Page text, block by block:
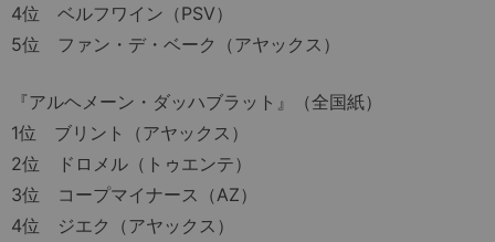
4位 ベルフワイン（PSV）
5位 ファン・デ・ベーク（アヤックス）
『アルヘメーン・ダッハブラット』（全国紙）
1位 ブリント（アヤックス）
2位 ドロメル（トゥエンテ）
3位 コープマイナース（AZ）
4位 ジエク（アヤックス）